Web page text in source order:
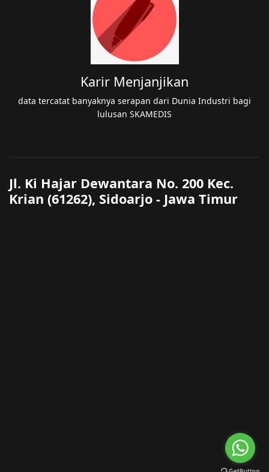
Karir Menjanjikan
data tercatat banyaknya serapan dari Dunia Industri bagi
lulusan SKAMEDIS
Jl. Ki Hajar Dewantara No. 200 Kec.
Krian (61262), Sidoarjo - Jawa Timur